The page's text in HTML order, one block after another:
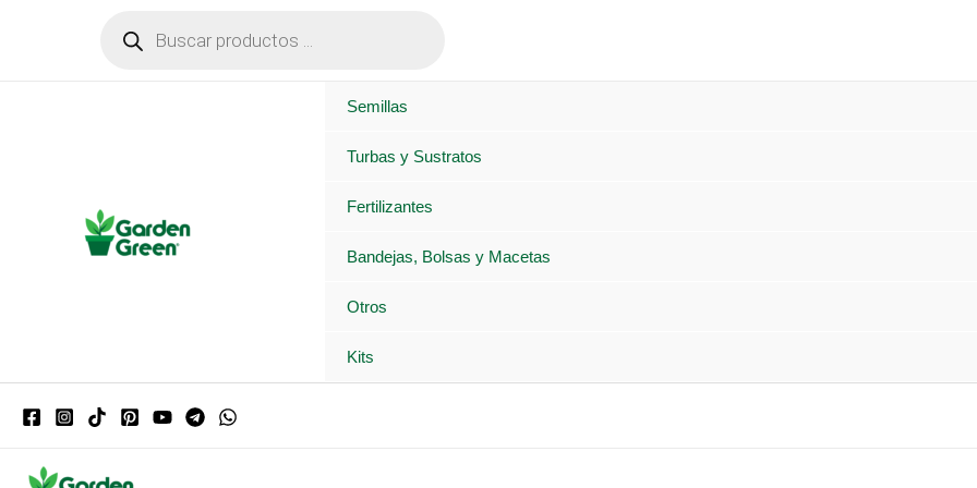
productos
Semillas
Turbas y Sustratos
Fertilizantes
Bandejas, Bolsas y Macetas
Otros
Kits